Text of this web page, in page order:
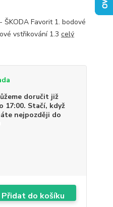
Favorit 1. bodové
vstřikování 1.3 celý
doručit již
17:00. Stačí, když
nejpozději do
Přidat do košíku